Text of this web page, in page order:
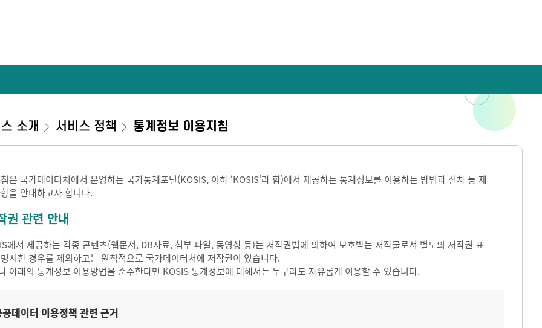
소개 서비스 정책 통계정보 이용지침
은 국가데이터처에서 운영하는 국가통계포털(KOSIS, 이하 ‘KOSIS'라 함)에서 제공하는 통계정보를 이용하는 방법과 절차 등 제
을 안내하고자 합니다.
권 관련 안내
에서 제공하는 각종 콘텐츠(웹문서, DB자료, 첨부 파일, 동영상 등)는 저작권법에 의하여 보호받는 저작물로서 별도의 저작권 표
시한 경우를 제외하고는 원칙적으로 국가데이터처에 저작권이 있습니다.
아래의 통계정보 이용방법을 준수한다면 KOSIS 통계정보에 대해서는 누구라도 자유롭게 이용할 수 있습니다.
데이터 이용정책 관련 근거